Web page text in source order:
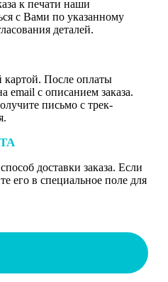
к печати наши
с Вами по указанному
деталей.
картой. После оплаты
email с описанием заказа.
письмо с трек-
доставки заказа. Если
его в специальное поле для